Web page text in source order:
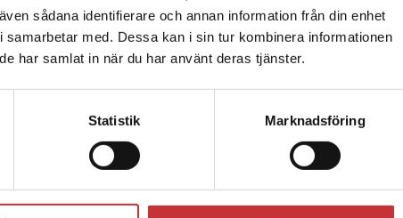
sådana identifierare och annan information från din enhet
med. Dessa kan i sin tur kombinera informationen
har samlat in när du har använt deras tjänster.
Statistik Marknadsföring
inte leveranser utanför
ett köp måste
Läs mer
PhD, arbetar på
pedagogik och
Ulrika Tillberg Luckey
Ulrika Tillberg Luckey, PhD, är
konsult i konsultnätverket Gro